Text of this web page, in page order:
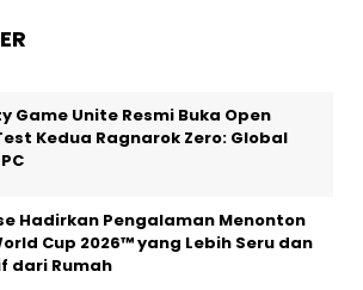
Game Unite Resmi Buka Open
Kedua Ragnarok Zero: Global
Hadirkan Pengalaman Menonton
Cup 2026™ yang Lebih Seru dan
dari Rumah